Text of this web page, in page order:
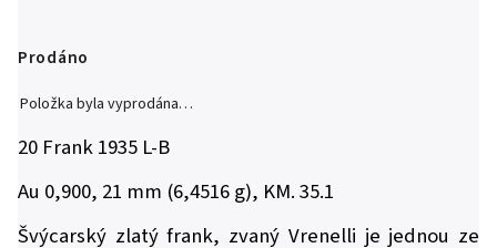
Prodáno
Položka byla vyprodána…
20 Frank 1935 L-B
Au 0,900, 21 mm (6,4516 g), KM. 35.1
Švýcarský zlatý frank, zvaný Vrenelli je jednou ze